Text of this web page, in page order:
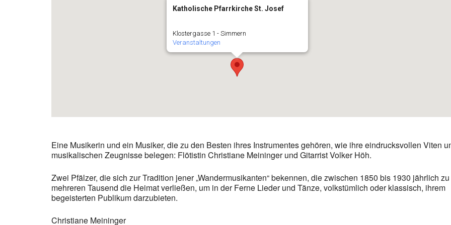
Katholische Pfarrkirche St. Josef
Klostergasse 1 - Simmern
Veranstaltungen
Eine Musikerin und ein Musiker, die zu den Besten ihres Instrumentes gehören, wie ihre eindrucksvollen Viten
musikalischen Zeugnisse belegen: Flötistin Christiane Meininger und Gitarrist Volker Höh.
Zwei Pfälzer, die sich zur Tradition jener „Wandermusikanten“ bekennen, die zwischen 1850 bis 1930 jährlich zu
mehreren Tausend die Heimat verließen, um in der Ferne Lieder und Tänze, volkstümlich oder klassisch, ihrem
begeisterten Publikum darzubieten.
Christiane Meininger